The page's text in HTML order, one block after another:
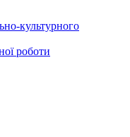
культурного
роботи